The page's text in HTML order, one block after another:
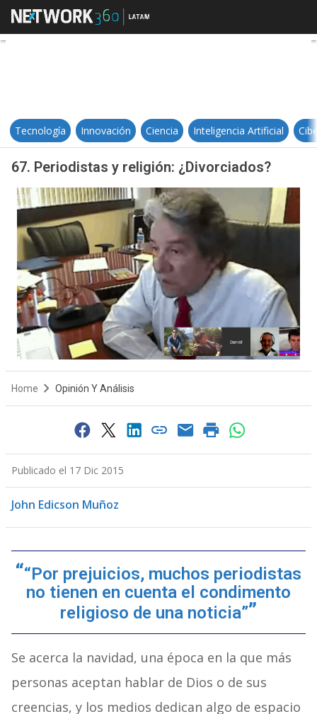
67. Periodistas y religión:
Tecnología Innovación Ciencia Inteligencia Artificial
67. Periodistas y religión: ¿Divorciados?
Home Opinión Y Análisis
Publicado el 17 Dic 2015
John Edicson Muñoz
“Por prejuicios, muchos periodistas
no tienen en cuenta el condimento
religioso de una noticia”
Se acerca la navidad, una época en la que más
personas aceptan hablar de Dios o de sus
creencias, y los medios dedican algo de espacio